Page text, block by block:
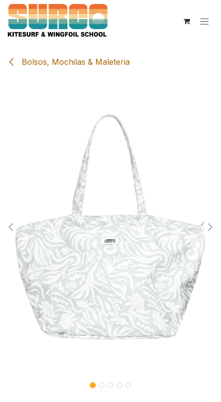
Ir al contenido
Bolsos, Mochilas & Maleteria